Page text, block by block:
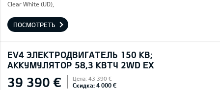
Clear White (UD),
ПОСМОТРЕТЬ
EV4 ЭЛЕКТРОДВИГАТЕЛЬ 150 КВ;
AККУМУЛЯТОР 58,3 КВТЧ 2WD EX
39 390 € Цена: 43 390 €
Скидка: 4 000 €